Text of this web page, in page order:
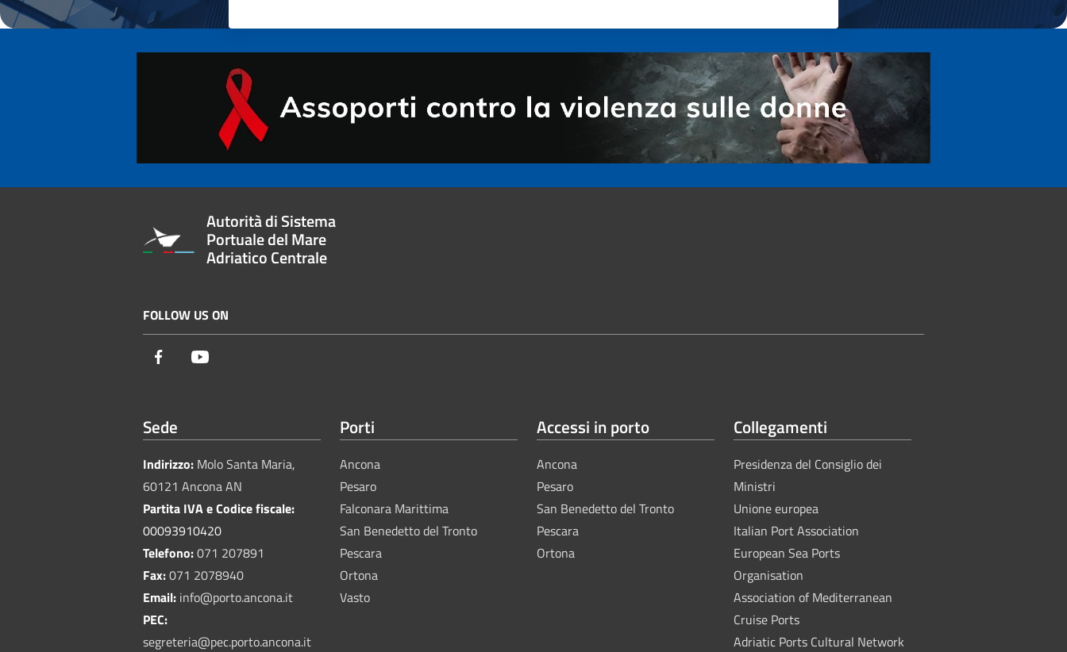
Autorità di Sistema
Portuale del Mare
Adriatico Centrale
FOLLOW US ON
Facebook
Sede
Indirizzo: Molo Santa Maria,
60121 Ancona AN
Partita IVA e Codice fiscale:
00093910420
Telefono:071 207891
Fax:071 2078940
Email: info@porto.ancona.it
PEC:
segreteria@pec.porto.ancona.it
Porti
Ancona
Pesaro
Falconara Marittima
San Benedetto del Tronto
Pescara
Ortona
Vasto
Accessi in porto
Ancona
Pesaro
San Benedetto del Tronto
Pescara
Ortona
Collegamenti
Presidenza del Consiglio dei
Ministri
Unione europea
Italian Port Association
European Sea Ports
Organisation
Association of Mediterranean
Cruise Ports
Adriatic Ports Cultural Network